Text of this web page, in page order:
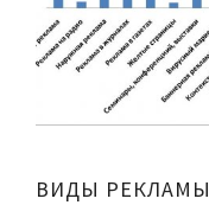
ВИДЫ РЕКЛАМЫ